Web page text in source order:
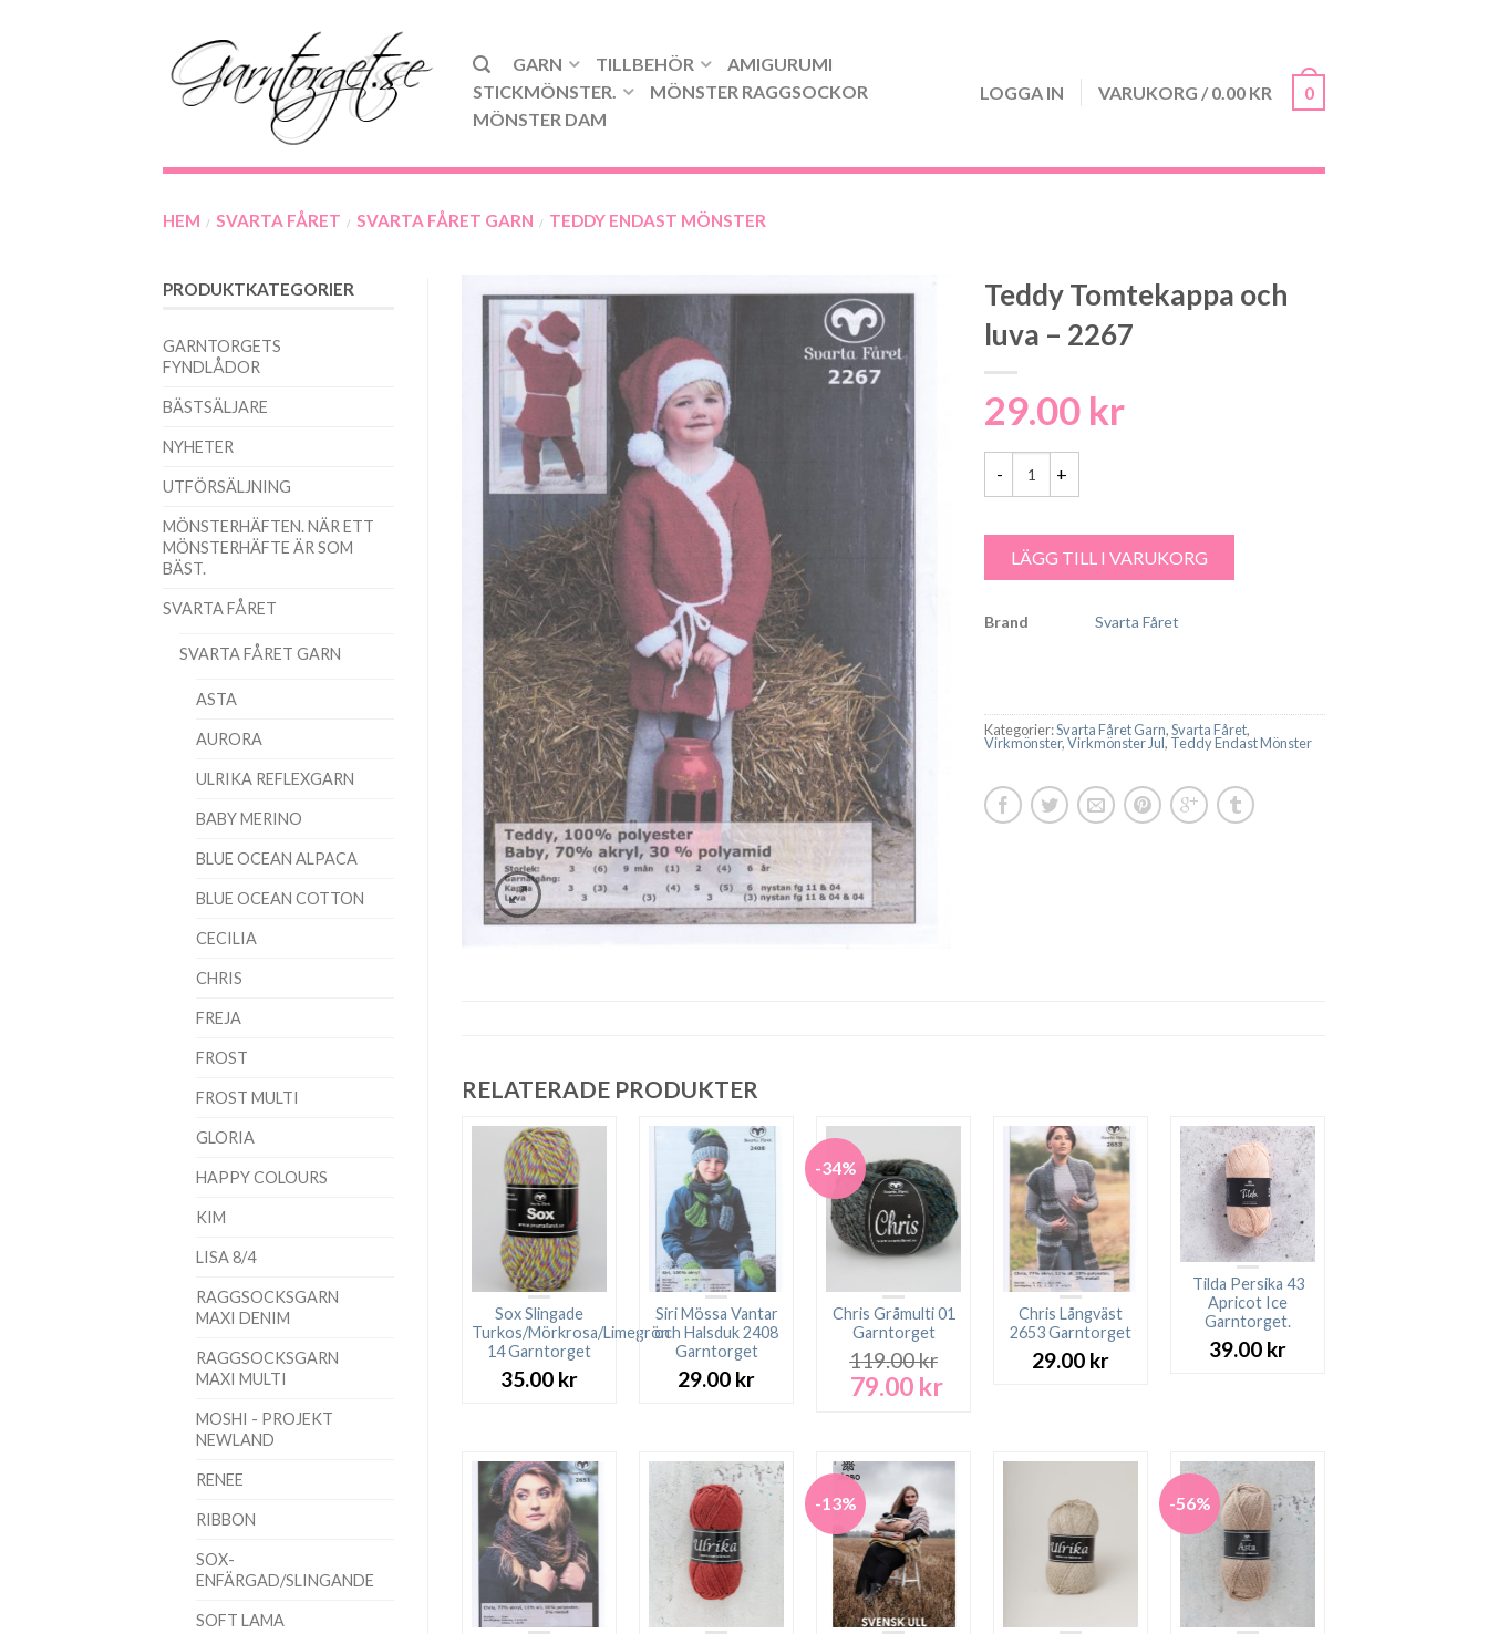
GARN TILLBEHÖR
AMIGURUMI
STICKMÖNSTER.
MÖNSTER RAGGSOCKOR
MÖNSTER DAM
LOGGA IN VARUKORG / 0.00 KR 0
HEM / SVARTA FÅRET / SVARTA FÅRET GARN / TEDDY ENDAST MÖNSTER
PRODUKTKATEGORIER
GARNTORGETS
FYNDLÅDOR
BÄSTSÄLJARE
NYHETER
UTFÖRSÄLJNING
MÖNSTERHÄFTEN. NÄR ETT
MÖNSTERHÄFTE ÄR SOM
BÄST.
SVARTA FÅRET
SVARTA FÅRET GARN
ASTA
AURORA
ULRIKA REFLEXGARN
BABY MERINO
BLUE OCEAN ALPACA
BLUE OCEAN COTTON
CECILIA
CHRIS
FREJA
FROST
FROST MULTI
GLORIA
HAPPY COLOURS
KIM
LISA 8/4
RAGGSOCKSGARN
MAXI DENIM
RAGGSOCKSGARN
MAXI MULTI
MOSHI - PROJEKT
NEWLAND
RENEE
RIBBON
SOX-
ENFÄRGAD/SLINGANDE
SOFT LAMA
Teddy Tomtekappa och
luva – 2267
29.00 kr
LÄGG TILL I VARUKORG
Brand Svarta Fåret
Kategorier:Svarta Fåret Garn,Svarta Fåret,
Virkmönster,Virkmönster Jul, Teddy Endast Mönster
RELATERADE PRODUKTER
Sox Slingade
Turkos/Mörkrosa/Limegrön
14 Garntorget
35.00 kr
Siri Mössa Vantar
och Halsduk 2408
Garntorget
29.00 kr
-34%
Chris Gråmulti 01
Garntorget
119.00kr
Det
119.00 kr.
79.00 krDet
79.00 kr.
Chris Långväst
2653 Garntorget
29.00 kr
Tilda Persika 43
Apricot Ice
Garntorget.
39.00 kr
-13% -56%